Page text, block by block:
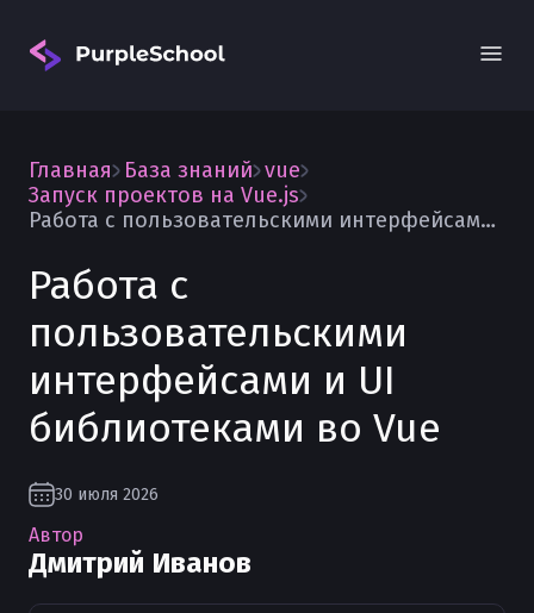
Вход
Главная База знаний vue
Запуск проектов на Vue.js
Работа с пользовательскими интерфейсами и UI библиотеками во Vue
Работа с
пользовательскими
интерфейсами и UI
библиотеками во Vue
30 июля 2026
Автор
Дмитрий Иванов